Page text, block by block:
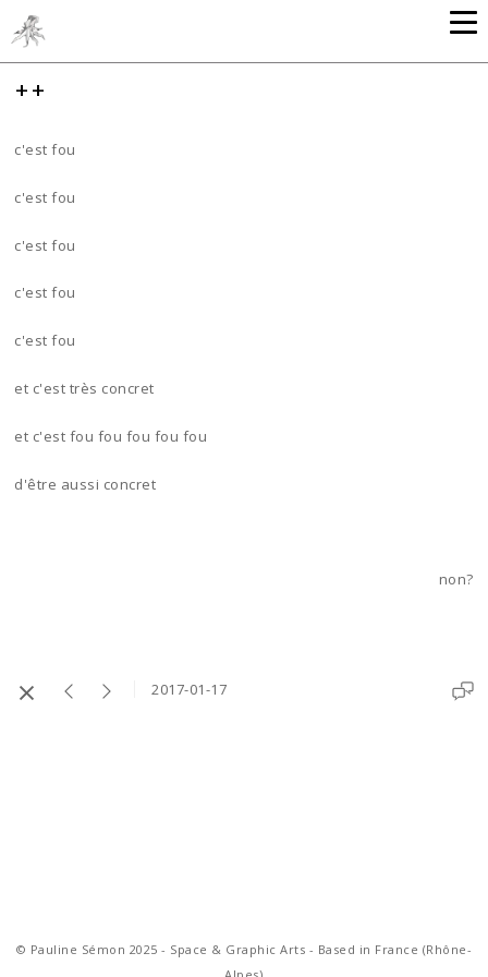
++
c'est fou
c'est fou
c'est fou
c'est fou
c'est fou
et c'est très concret
et c'est fou fou fou fou fou
d'être aussi concret
non?
2017-01-17
© Pauline Sémon 2025 - Space & Graphic Arts - Based in France (Rhône-